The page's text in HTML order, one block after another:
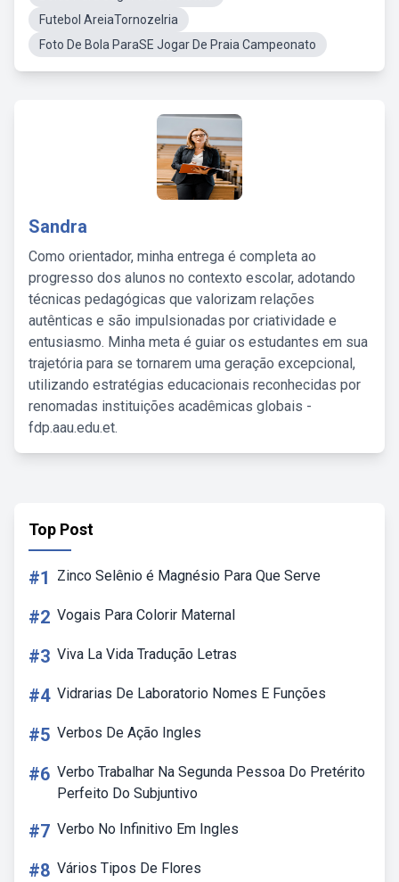
Futebol AreiaTornozelria
Foto De Bola ParaSE Jogar De Praia Campeonato
Sandra
Como orientador, minha entrega é completa ao
progresso dos alunos no contexto escolar, adotando
técnicas pedagógicas que valorizam relações
autênticas e são impulsionadas por criatividade e
entusiasmo. Minha meta é guiar os estudantes em sua
trajetória para se tornarem uma geração excepcional,
utilizando estratégias educacionais reconhecidas por
renomadas instituições acadêmicas globais -
fdp.aau.edu.et.
Top Post
#1 Zinco Selênio é Magnésio Para Que Serve
#2 Vogais Para Colorir Maternal
#3 Viva La Vida Tradução Letras
#4 Vidrarias De Laboratorio Nomes E Funções
#5 Verbos De Ação Ingles
#6 Verbo Trabalhar Na Segunda Pessoa Do Pretérito
Perfeito Do Subjuntivo
#7 Verbo No Infinitivo Em Ingles
#8 Vários Tipos De Flores